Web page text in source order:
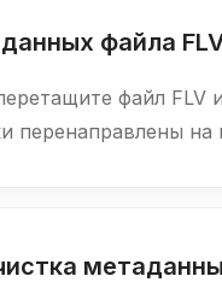
файла
файл FLV
перенаправлены